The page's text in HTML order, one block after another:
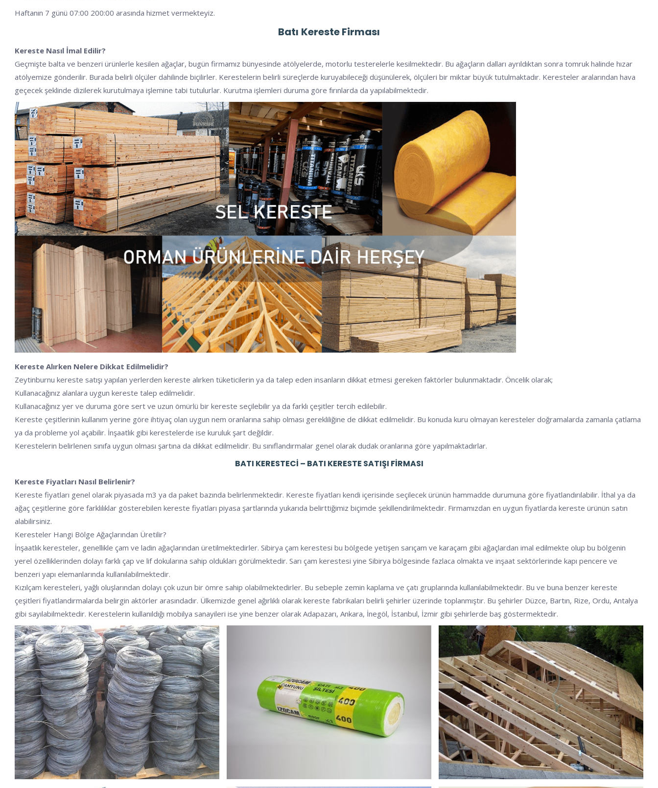
Haftanın 7 günü 07:00 200:00 arasında hizmet vermekteyiz.
Batı Kereste Firması
Kereste Nasıl İmal Edilir?
Geçmişte balta ve benzeri ürünlerle kesilen ağaçlar, bugün firmamız bünyesinde atölyelerde, motorlu testerelerle kesilmektedir. Bu ağaçların dalları ayrıldıktan sonra tomruk halinde hızar
atölyemize gönderilir. Burada belirli ölçüler dahilinde biçilirler. Kerestelerin belirli süreçlerde kuruyabileceği düşünülerek, ölçüleri bir miktar büyük tutulmaktadır. Keresteler aralarından hava
geçecek şeklinde dizilerek kurutulmaya işlemine tabi tutulurlar. Kurutma işlemleri duruma göre fırınlarda da yapılabilmektedir.
Kereste Alırken Nelere Dikkat Edilmelidir?
Zeytinburnu kereste satışı yapılan yerlerden kereste alırken tüketicilerin ya da talep eden insanların dikkat etmesi gereken faktörler bulunmaktadır. Öncelik olarak;
Kullanacağınız alanlara uygun kereste talep edilmelidir.
Kullanacağınız yer ve duruma göre sert ve uzun ömürlü bir kereste seçilebilir ya da farklı çeşitler tercih edilebilir.
Kereste çeşitlerinin kullanım yerine göre ihtiyaç olan uygun nem oranlarına sahip olması gerekliliğine de dikkat edilmelidir. Bu konuda kuru olmayan keresteler doğramalarda zamanla çatlama
ya da probleme yol açabilir. İnşaatlık gibi kerestelerde ise kuruluk şart değildir.
Kerestelerin belirlenen sınıfa uygun olması şartına da dikkat edilmelidir. Bu sınıflandırmalar genel olarak dudak oranlarına göre yapılmaktadırlar.
BATI KERESTECI – BATI KERESTE SATIŞI FIRMASI
Kereste Fiyatları Nasıl Belirlenir?
Kereste fiyatları genel olarak piyasada m3 ya da paket bazında belirlenmektedir. Kereste fiyatları kendi içerisinde seçilecek ürünün hammadde durumuna göre fiyatlandırılabilir. İthal ya da
ağaç çeşitlerine göre farklılıklar gösterebilen kereste fiyatları piyasa şartlarında yukarıda belirttiğimiz biçimde şekillendirilmektedir. Firmamızdan en uygun fiyatlarda kereste ürünün satın
alabilirsiniz.
Keresteler Hangi Bölge Ağaçlarından Üretilir?
İnşaatlık keresteler, genellikle çam ve ladin ağaçlarından üretilmektedirler. Sibirya çam kerestesi bu bölgede yetişen sarıçam ve karaçam gibi ağaçlardan imal edilmekte olup bu bölgenin
yerel özelliklerinden dolayı farklı çap ve lif dokularına sahip oldukları görülmektedir. Sarı çam kerestesi yine Sibirya bölgesinde fazlaca olmakta ve inşaat sektörlerinde kapı pencere ve
benzeri yapı elemanlarında kullanılabilmektedir.
Kızılçam keresteleri, yağlı oluşlarından dolayı çok uzun bir ömre sahip olabilmektedirler. Bu sebeple zemin kaplama ve çatı gruplarında kullanılabilmektedir. Bu ve buna benzer kereste
çeşitleri fiyatlandırmalarda belirgin aktörler arasındadır. Ülkemizde genel ağırlıklı olarak kereste fabrikaları belirli şehirler üzerinde toplanmıştır. Bu şehirler Düzce, Bartın, Rize, Ordu, Antalya
gibi sayılabilmektedir. Kerestelerin kullanıldığı mobilya sanayileri ise yine benzer olarak Adapazarı, Ankara, İnegöl, İstanbul, İzmir gibi şehirlerde baş göstermektedir.